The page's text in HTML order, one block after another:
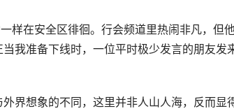
样在安全区徘徊。行会频道里热闹非凡，但
我准备下线时，一位平时极少发言的朋友发
界想象的不同，这里并非人山人海，反而显